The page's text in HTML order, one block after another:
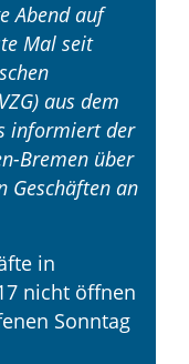
Abend auf
Mal seit
aus dem
informiert der
Bremen über
Geschäften an
in
nicht öffnen
Sonntag